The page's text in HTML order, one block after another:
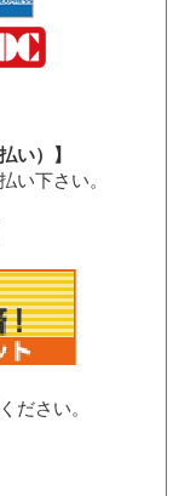
い）】
い下さい。
ださい。